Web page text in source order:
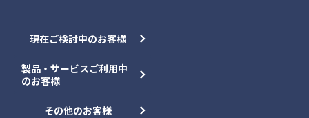
現在ご検討中のお客様
製品・サービスご利用中
のお客様
その他のお客様